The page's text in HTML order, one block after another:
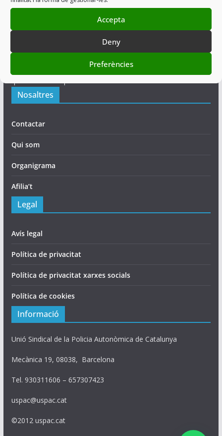
Accepta
Deny
Preferències
USPAC és una associació sindical integrada per membres de
la Policia Autonòmica de Catalunya del Cos de Mossos
d'Esquadra, la qual realitza l’acció sindical, individual o
col·lectiva, encaminada a l’assoliment de millores en les
condicions professionals, laborals, socials, econòmiques i de
Nosaltres
Contactar
Qui som
Organigrama
Afilia’t
Legal
Avís legal
Política de privacitat
Política de privacitat xarxes socials
Política de cookies
Informació
Unió Sindical de la Policia Autonòmica de Catalunya
Mecànica 19, 08038, Barcelona
Tel. 930311606 – 657307423
uspac@uspac.cat
©2012 uspac.cat